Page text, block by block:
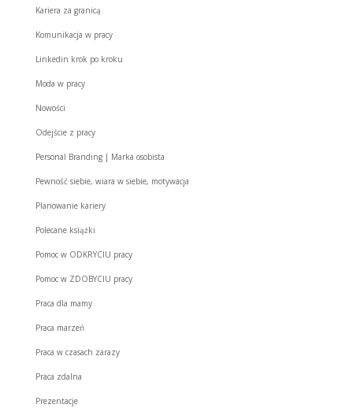
Kariera za granicą
Komunikacja w pracy
Linkedin krok po kroku
Moda w pracy
Nowości
Odejście z pracy
Personal Branding | Marka osobista
Pewność siebie, wiara w siebie, motywacja
Planowanie kariery
Polecane książki
Pomoc w ODKRYCIU pracy
Pomoc w ZDOBYCIU pracy
Praca dla mamy
Praca marzeń
Praca w czasach zarazy
Praca zdalna
Prezentacje